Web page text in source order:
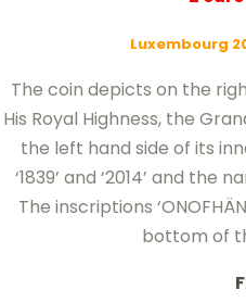
Luxembourg
The coin depicts on the
His Royal Highness, the
the left hand side of its
‘1839’ and ‘2014’ and the
The inscriptions
bottom of